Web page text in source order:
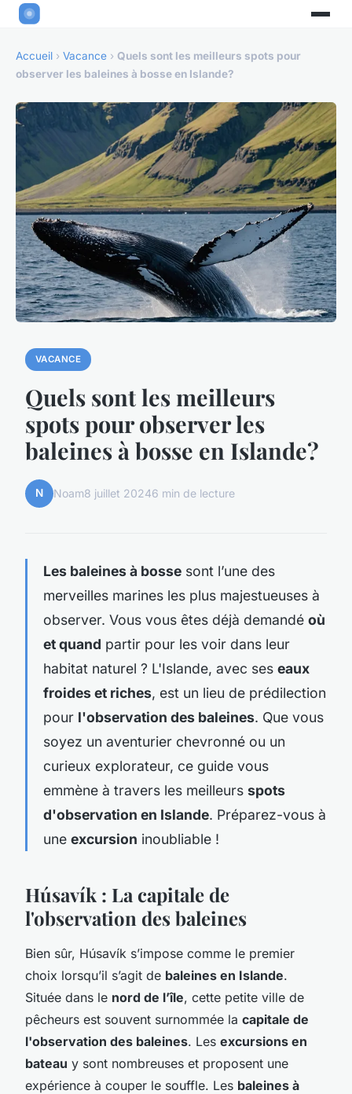
Accueil › Vacance › Quels sont les meilleurs spots pour
observer les baleines à bosse en Islande?
VACANCE
Quels sont les meilleurs
spots pour observer les
baleines à bosse en Islande?
N Noam8 juillet 20246 min de lecture
Les baleines à bosse sont l’une des
merveilles marines les plus majestueuses à
observer. Vous vous êtes déjà demandé où
et quand partir pour les voir dans leur
habitat naturel ? L'Islande, avec ses eaux
froides et riches, est un lieu de prédilection
pour l'observation des baleines. Que vous
soyez un aventurier chevronné ou un
curieux explorateur, ce guide vous
emmène à travers les meilleurs spots
d'observation en Islande. Préparez-vous à
une excursion inoubliable !
Húsavík : La capitale de
l'observation des baleines
Bien sûr, Húsavík s’impose comme le premier
choix lorsqu’il s’agit de baleines en Islande.
Située dans le nord de l’île, cette petite ville de
pêcheurs est souvent surnommée la capitale de
l'observation des baleines. Les excursions en
bateau y sont nombreuses et proposent une
expérience à couper le souffle. Les baleines à